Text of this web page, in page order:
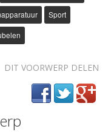
Sport
DIT VOORWERP DELEN